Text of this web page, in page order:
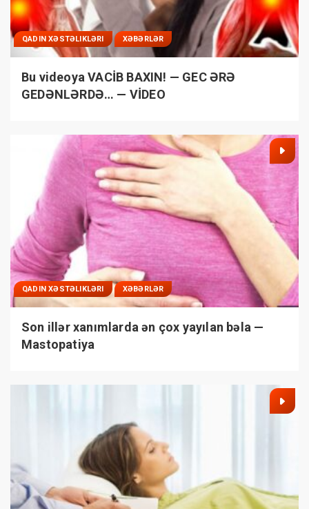
QADIN XƏSTƏLIKLƏRI XƏBƏRLƏR
Bu videoya VACİB BAXIN! — GEC ƏRƏ
GEDƏNLƏRDƏ… — VİDEO
QADIN XƏSTƏLIKLƏRI XƏBƏRLƏR
Son illər xanımlarda ən çox yayılan bəla —
Mastopatiya